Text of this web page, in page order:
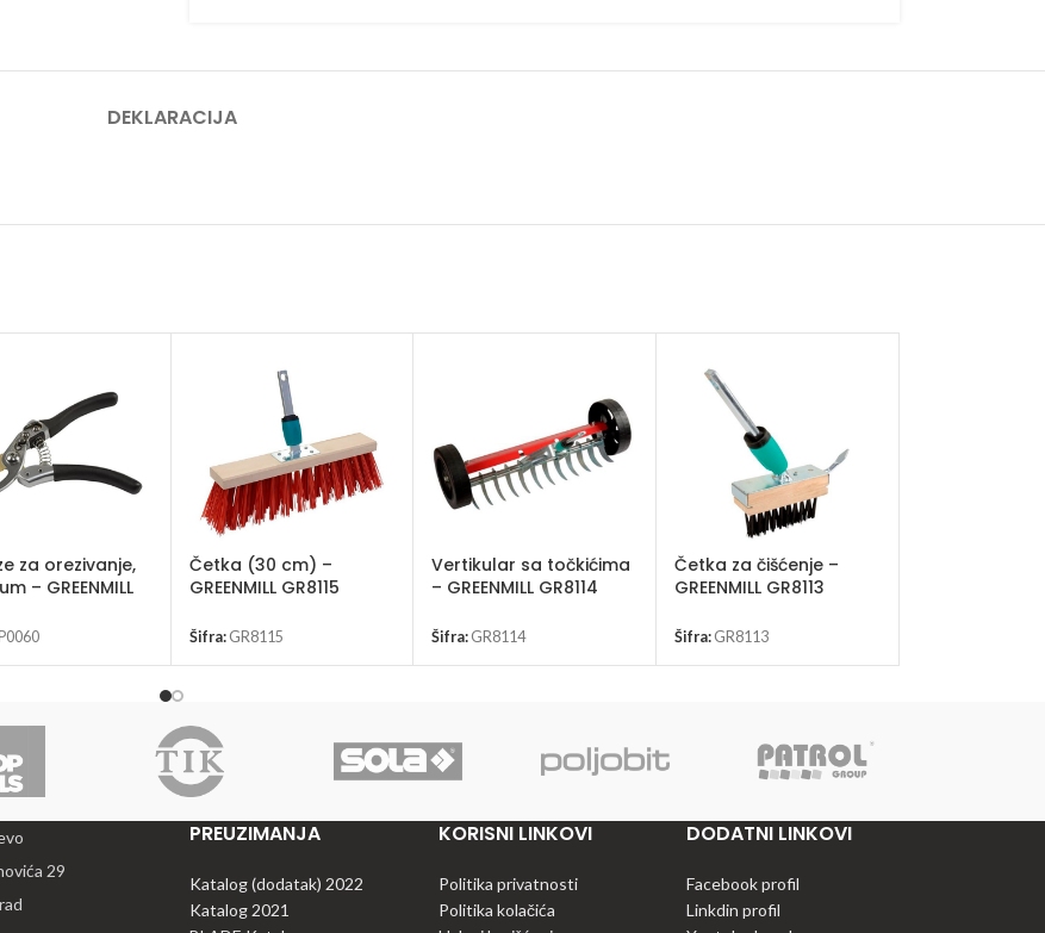
DEKLARACIJA
za orezivanje,
– GREENMILL
Četka (30 cm) –
GREENMILL GR8115
Šifra: GR8115
Vertikular sa točkićima
– GREENMILL GR8114
Šifra: GR8114
Četka za čišćenje –
GREENMILL GR8113
Šifra: GR8113
29
PREUZIMANJA
Katalog (dodatak) 2022
Katalog 2021
KORISNI LINKOVI
Politika privatnosti
Politika kolačića
DODATNI LINKOVI
Facebook profil
Linkdin profil